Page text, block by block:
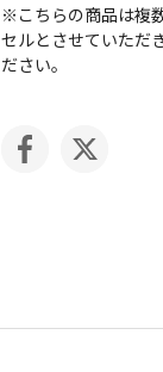
※こちらの商品は複
セルとさせていただ
ださい。